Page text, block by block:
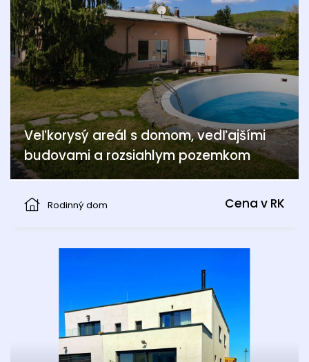
Veľkorysý areál s domom, vedľajšími
budovami a rozsiahlym pozemkom
Rodinný dom
Cena v RK